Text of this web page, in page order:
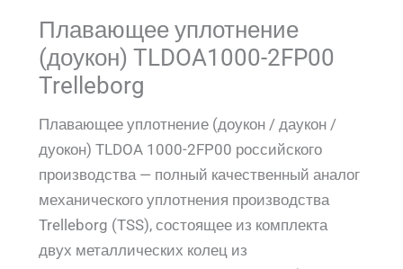
Плавающее уплотнение
(доукон) TLDOA1000-2FP00
Trelleborg
Плавающее уплотнение (доукон / даукон /
дуокон) TLDOA 1000-2FP00 российского
производства — полный качественный аналог
механического уплотнения производства
Trelleborg (TSS), состоящее из комплекта
двух металлических колец из